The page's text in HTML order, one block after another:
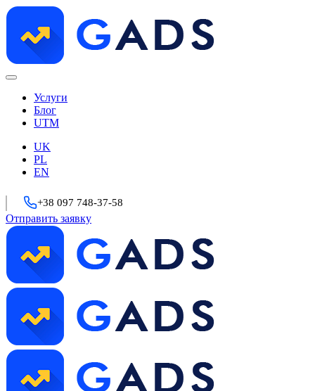
Услуги
Блог
UTM
UK
PL
EN
+38 097 748-37-58
Отправить заявку